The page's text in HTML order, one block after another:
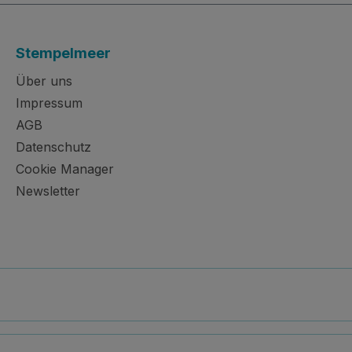
Stempelmeer
Über uns
Impressum
AGB
Datenschutz
Cookie Manager
Newsletter